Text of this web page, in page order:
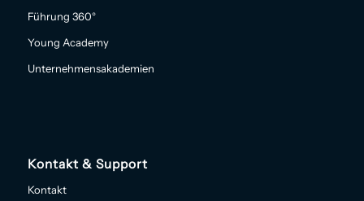
Führung 360°
Young Academy
Unternehmensakademien
Kontakt & Support
Kontakt